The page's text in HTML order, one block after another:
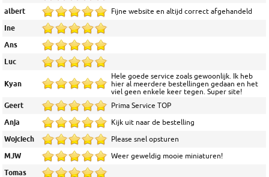
albert Fijne website en altijd correct afgehandeld
Ine
Ans
Luc
Kyan
Hele goede service zoals gewoonlijk. Ik heb
hier al meerdere bestellingen gedaan en het
viel geen enkele keer tegen. Super site!
Geert
Prima Service TOP
Anja Kijk uit naar de bestelling
Wojciech Please snel opsturen
MJW Weer geweldig mooie miniaturen!
Tomas